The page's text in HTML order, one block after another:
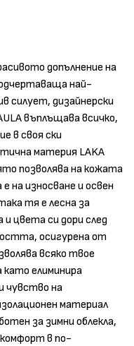
допълнение на
най-
силует, дизайнерски
въплъщава всичко,
в своя ски
материя LAKA
позволява на кожата
на износване и освен
тя е лесна за
цвета си дори след
осигурена от
всяко твое
като елиминира
чувство на
материал
за зимни облекла,
в по-